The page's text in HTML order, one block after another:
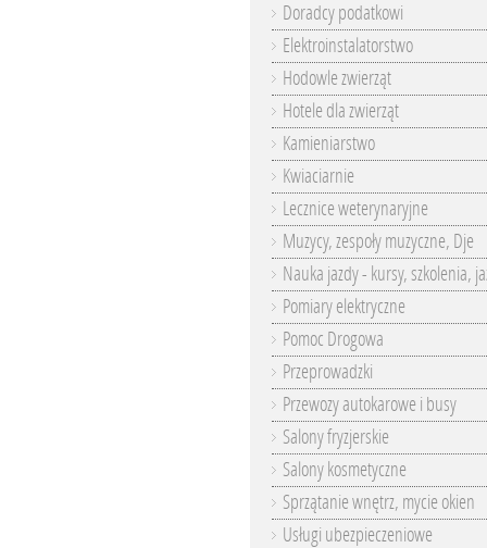
Doradcy podatkowi
Elektroinstalatorstwo
Hodowle zwierząt
Hotele dla zwierząt
Kamieniarstwo
Kwiaciarnie
Lecznice weterynaryjne
Muzycy, zespoły muzyczne, Dje
Nauka jazdy - kursy, szkolenia,
Pomiary elektryczne
Pomoc Drogowa
Przeprowadzki
Przewozy autokarowe i busy
Salony fryzjerskie
Salony kosmetyczne
Sprzątanie wnętrz, mycie okien
Usługi ubezpieczeniowe